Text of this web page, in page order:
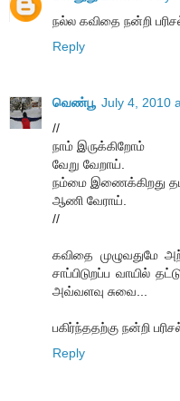
நல்ல கவிதை நன்றி
Reply
வெண்பூ July 4, 2010
//
நாம் இருக்கிறோம்
வேறு வேறாய்.
நம்மை இணைக்கிறது
ஆணி வேராய்.
//
க‌விதை முழுவ‌துமே
சாப்பிடுற‌ப்ப‌ வாயில்
அவ்வ‌ளவு சுவை...
ப‌கிர்ந்த‌த‌ற்கு ந‌ன்றி
Reply